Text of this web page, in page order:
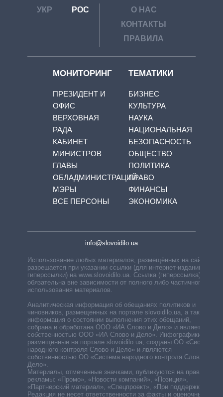
УКР РОС
О НАС
КОНТАКТЫ
ПРАВИЛА
МОНИТОРИНГ
ПРЕЗИДЕНТ И
ОФИС
ВЕРХОВНАЯ
РАДА
КАБИНЕТ
МИНИСТРОВ
ГЛАВЫ
ОБЛАДМИНИСТРАЦИЙ
МЭРЫ
ВСЕ ПЕРСОНЫ
ТЕМАТИКИ
БИЗНЕС
КУЛЬТУРА
НАУКА
НАЦИОНАЛЬНАЯ
БЕЗОПАСНОСТЬ
ОБЩЕСТВО
ПОЛИТИКА
ПРАВО
ФИНАНСЫ
ЭКОНОМИКА
info@slovoidilo.ua
Использование любых материалов, размещённых на сайте,
разрешается при указании ссылки (для интернет-изданий —
гиперссылки) на www.slovoidilo.ua. Ссылка (гиперссылка)
обязательна вне зависимости от полного либо частичного
использования материалов.
Аналитическая информация об обещаниях политиков и
чиновников, размещенных на портале slovoidilo.ua, а также
информация о состоянии выполнения этих обещаний,
собрана и обработана ООО «ИА Слово и Дело» и является
собственностью ООО «ИА Слово и Дело». Инфографики,
размещенные на портале slovoidilo.ua, созданы ОО «Система
народного контроля Слово и Дело» и являются
собственностью ОО «Система народного контроля Слово и
Дело».
Материалы, отмеченные значками, публикуются на правах
рекламы: «Промо», «Новости компаний», «Позиция»,
«Партнерский материал», «Спецпроект», «При поддержке».
Редакция не несет ответственности за факты и оценочные